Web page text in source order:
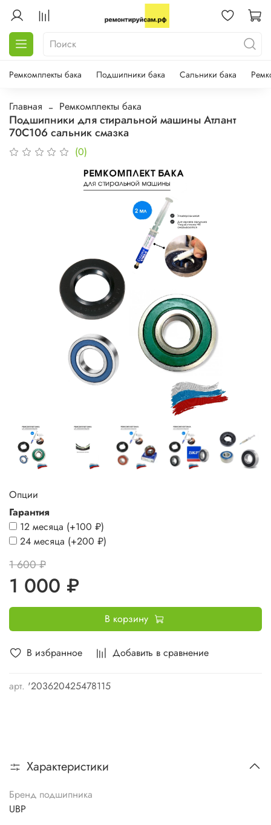
Ремкомплекты бака Подшипники бака Сальники бака
Главная Ремкомплекты бака
Подшипники для стиральной машины Атлант
70С106 сальник смазка
(0)
В избранное Добавить в сравнение
арт. '203620425478115
Опции
Гарантия
12 месяца (+100 ₽)
24 месяца (+200 ₽)
1 600 ₽
1 000 ₽
В корзину
Характеристики
Бренд подшипника
UBP